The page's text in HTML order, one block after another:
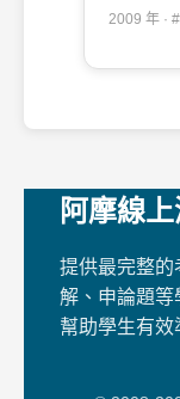
2009 年 ·
阿摩線
提供最完整的
解、申論題等
幫助學生有效